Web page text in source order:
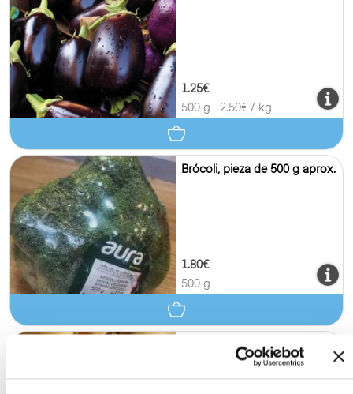
1.25€
500 g
2.50€ / kg
Brócoli, pieza de 500 g aprox.
1.80€
500 g
Calabaza, 1kg aprox.